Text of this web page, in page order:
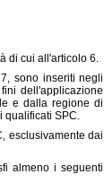
di cui all'articolo 6.
sono inseriti negli
dell'applicazione
e dalla regione di
qualificati SPC.
esclusivamente dai
almeno i seguenti